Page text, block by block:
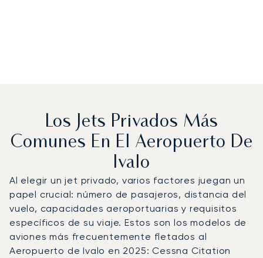
Los Jets Privados Más
Comunes En El Aeropuerto De
Ivalo
Al elegir un jet privado, varios factores juegan un
papel crucial: número de pasajeros, distancia del
vuelo, capacidades aeroportuarias y requisitos
específicos de su viaje. Estos son los modelos de
aviones más frecuentemente fletados al
Aeropuerto de Ivalo en 2025: Cessna Citation